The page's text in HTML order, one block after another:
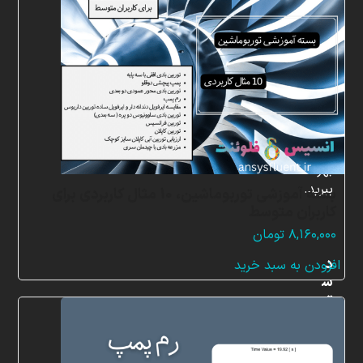
۸,۱۶۰,۰۰۰ تومان
افزودن به سبد خرید
شبیه
سازی
و
پشتیبانی
آنلاین
به
طور
کامل
بهره
ببرید.
د
س
ت
ی